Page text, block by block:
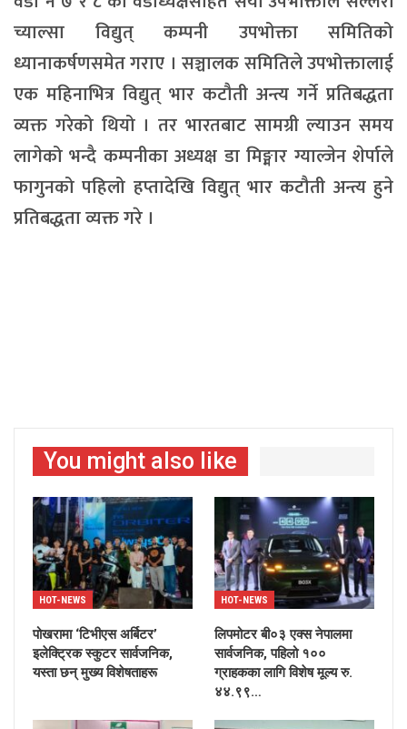
च्याल्सा विद्युत् कम्पनी उपभोक्ता समितिको
ध्यानाकर्षणसमेत गराए । सञ्चालक समितिले उपभोक्तालाई
एक महिनाभित्र विद्युत् भार कटौती अन्त्य गर्ने प्रतिबद्धता
व्यक्त गरेको थियो । तर भारतबाट सामग्री ल्याउन समय
लागेको भन्दै कम्पनीका अध्यक्ष डा मिङ्मार ग्याल्जेन शेर्पाले
फागुनको पहिलो हप्तादेखि विद्युत् भार कटौती अन्त्य हुने
प्रतिबद्धता व्यक्त गरे ।
You might also like
HOT-NEWS
पोखरामा ‘टिभीएस अर्बिटर’
इलेक्ट्रिक स्कुटर सार्वजनिक,
यस्ता छन् मुख्य विशेषताहरू
HOT-NEWS
लिपमोटर बी०३ एक्स नेपालमा
सार्वजनिक, पहिलो १००
ग्राहकका लागि विशेष मूल्य रु.
४४.९९…